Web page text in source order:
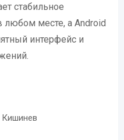
стабильное
любом месте, а Android
интерфейс и
Кишинев